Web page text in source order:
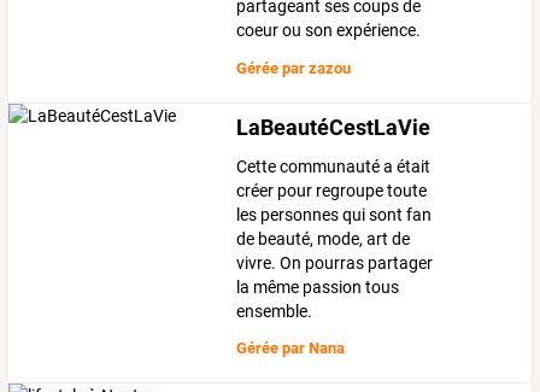
partageant ses coups de
coeur ou son expérience.
Gérée parzazou
LaBeautéCestLaVie
Cette communauté a était
créer pour regroupe toute
les personnes qui sont fan
de beauté, mode, art de
vivre. On pourras partager
la même passion tous
ensemble.
Gérée parNana